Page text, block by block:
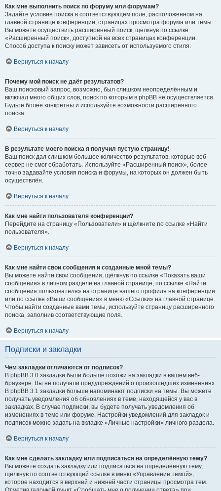
Как мне выполнить поиск по форуму или форумам?
Задайте условие поиска в соответствующем поле, расположенном на
главной странице конференции, страницах просмотра форума или темы.
Вы можете осуществить расширенный поиск, щёлкнув по ссылке
«Расширенный поиск», доступной на всех страницах конференции.
Способ доступа к поиску может зависеть от используемого стиля.
Вернуться к началу
Почему мой поиск не даёт результатов?
Ваш поисковый запрос, возможно, был слишком неопределённым и
включал много общих слов, поиск по которым в phpBB не осуществляется.
Будьте более конкретны и используйте возможности расширенного
поиска.
Вернуться к началу
В результате моего поиска я получил пустую страницу!
Ваш поиск дал слишком большое количество результатов, которые веб-
сервер не смог обработать. Используйте «Расширенный поиск», более
точно задавайте условия поиска и форумы, на которых он должен быть
осуществлён.
Вернуться к началу
Как мне найти пользователя конференции?
Перейдите на страницу «Пользователи» и щёлкните по ссылке «Найти
пользователя».
Вернуться к началу
Как мне найти свои сообщения и созданные мной темы?
Вы можете найти свои сообщения, щёлкнув по ссылке «Показать ваши
сообщения» в личном разделе на главной странице, по ссылке «Найти
сообщения пользователя» на странице вашего профиля на конференции
или по ссылке «Ваши сообщения» в меню «Ссылки» на главной странице.
Чтобы найти созданные вами темы, используйте страницу расширенного
поиска, заполнив соответствующие поля.
Вернуться к началу
Подписки и закладки
Чем закладки отличаются от подписок?
В phpBB 3.0 закладки были больше похожи на закладки в вашем веб-
браузере. Вы не получали предупреждений о произошедших изменениях.
В phpBB 3.1 закладки больше напоминают подписки на темы. Вы можете
получать уведомления об обновлениях в теме, находящейся у вас в
закладках. В случае подписки, вы будете получать уведомления об
изменениях в теме или форуме. Настройки уведомлений для закладок и
подписок можно задать на вкладке «Личные настройки» личного раздела.
Вернуться к началу
Как мне сделать закладку или подписаться на определённую тему?
Вы можете создать закладку или подписаться на определённую тему,
щёлкнув по соответствующей ссылке в меню «Управление темой»,
которое находится в верхней и нижней части страницы просмотра тем.